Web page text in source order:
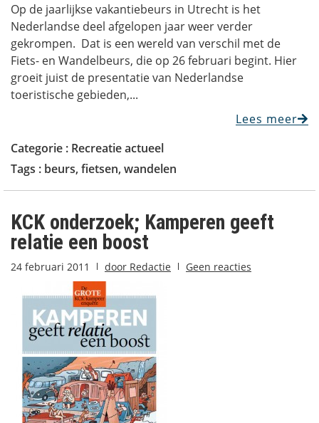
Op de jaarlijkse vakantiebeurs in Utrecht is het
Nederlandse deel afgelopen jaar weer verder
gekrompen. Dat is een wereld van verschil met de
Fiets- en Wandelbeurs, die op 26 februari begint. Hier
groeit juist de presentatie van Nederlandse
toeristische gebieden,...
Lees meer
Categorie : Recreatie actueel
Tags : beurs, fietsen, wandelen
KCK onderzoek; Kamperen geeft
relatie een boost
24 februari 2011 door Redactie Geen reacties